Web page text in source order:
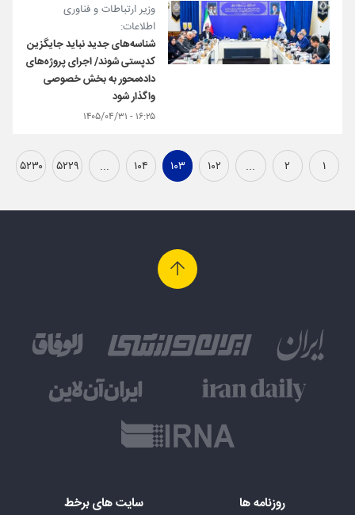
وزیر ارتباطات و فناوری
اطلاعات:
شناسه‌های جدید نباید جایگزین
کدپستی شوند/ اجرای پروژه‌های
داده‌محور به بخش خصوصی
واگذار شود
۱۶:۲۵ - ۱۴۰۵/۰۴/۳۱
۱ ۲ ... ۱۰۲ ۱۰۳ ۱۰۴ ... ۵۲۲۹ ۵۲۳۰
روزنامه ها سایت های برخط